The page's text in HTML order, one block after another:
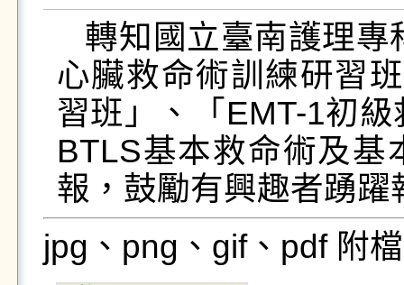
心臟救命術訓練研習
習班」、「EMT-1初
BTLS基本救命術及
報，鼓勵有興趣者踴躍
jpg、png、gif、pdf 附